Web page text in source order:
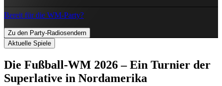
Bereit für die WM-Party?
Zu den Party-Radiosendern
Aktuelle Spiele
Die Fußball-WM 2026 – Ein Turnier der
Superlative in Nordamerika